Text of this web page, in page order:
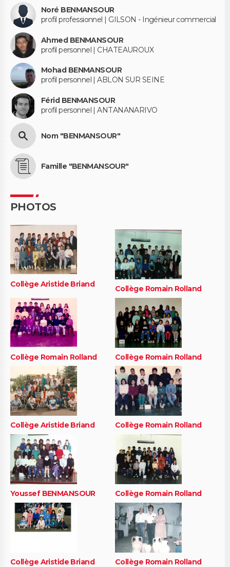
Noré BENMANSOUR
profil professionnel | GILSON - Ingénieur commercial
Ahmed BENMANSOUR
profil personnel | CHATEAUROUX
Mohad BENMANSOUR
profil personnel | ABLON SUR SEINE
Férid BENMANSOUR
profil personnel | ANTANANARIVO
Nom "BENMANSOUR"
Famille "BENMANSOUR"
PHOTOS
Collège Aristide Briand Collège Romain Rolland
Collège Romain Rolland Collège Romain Rolland
Collège Aristide Briand Collège Romain Rolland
Youssef BENMANSOUR Collège Romain Rolland
Collège Aristide Briand Collège Romain Rolland